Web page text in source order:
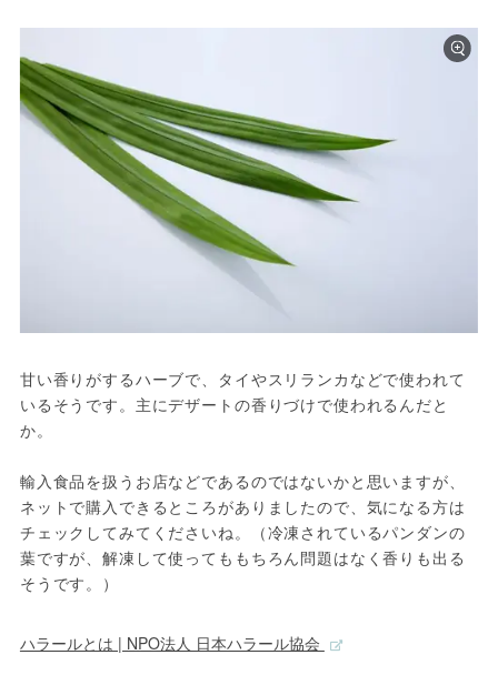
甘い香りがするハーブで、タイやスリランカなどで使われて
いるそうです。主にデザートの香りづけで使われるんだと
か。
輸入食品を扱うお店などであるのではないかと思いますが、
ネットで購入できるところがありましたので、気になる方は
チェックしてみてくださいね。（冷凍されているパンダンの
葉ですが、解凍して使ってももちろん問題はなく香りも出る
そうです。）
ハラールとは | NPO法人 日本ハラール協会